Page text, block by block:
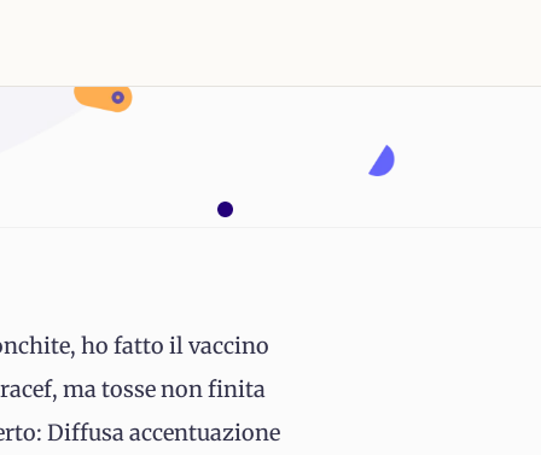
ho fatto il vaccino
ma tosse non finita
Diffusa accentuazione